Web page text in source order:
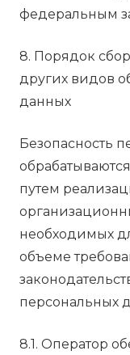
федеральным
8. Порядок
других видов
данных
Безопасность
путем
необходимых
объеме
персональных
8.1. Оператор